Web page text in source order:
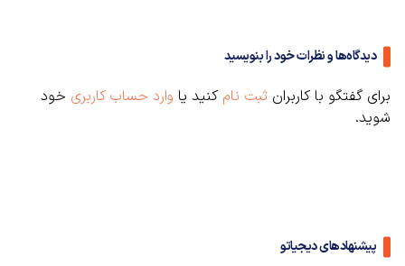
دیدگاه‌ها و نظرات خود را بنویسید
برای گفتگو با کاربران ثبت نام کنید یا وارد حساب کاربری خود
شوید.
پیشنهادهای دیجیاتو